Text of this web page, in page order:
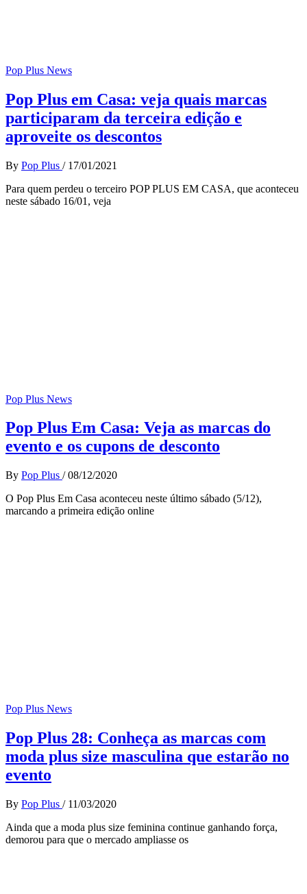
Pop Plus News
Pop Plus em Casa: veja quais marcas
participaram da terceira edição e
aproveite os descontos
By Pop Plus / 17/01/2021
Para quem perdeu o terceiro POP PLUS EM CASA, que aconteceu
neste sábado 16/01, veja
Pop Plus News
Pop Plus Em Casa: Veja as marcas do
evento e os cupons de desconto
By Pop Plus / 08/12/2020
O Pop Plus Em Casa aconteceu neste último sábado (5/12),
marcando a primeira edição online
Pop Plus News
Pop Plus 28: Conheça as marcas com
moda plus size masculina que estarão no
evento
By Pop Plus / 11/03/2020
Ainda que a moda plus size feminina continue ganhando força,
demorou para que o mercado ampliasse os